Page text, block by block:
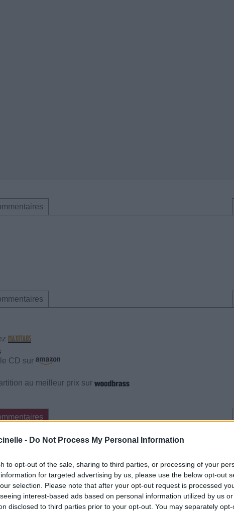
- Do Not Process My Personal Information
to opt-out of the sale, sharing to third parties, or processing of your
for targeted advertising by us, please use the below opt-out
selection. Please note that after your opt-out request is processed
interest-based ads based on personal information utilized by us
disclosed to third parties prior to your opt-out. You may separately
CD sur
au meilleur prix sur